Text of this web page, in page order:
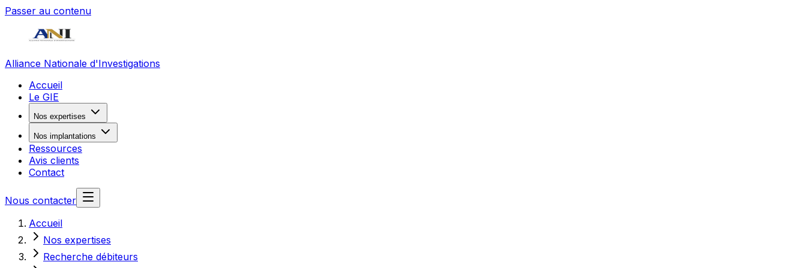
Passer au contenu
Alliance Nationale d'Investigations
Accueil
Le GIE
Nos expertises
Nos implantations
Ressources
Avis clients
Contact
Nous contacter
Accueil
Nos expertises
Recherche débiteurs